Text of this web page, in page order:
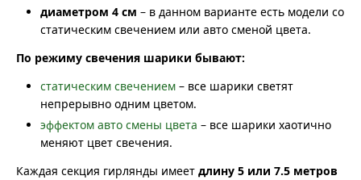
диаметром 4 см – в данном варианте есть модели со
статическим свечением или авто сменой цвета.
По режиму свечения шарики бывают:
статическим свечением – все шарики светят
непрерывно одним цветом.
эффектом авто смены цвета – все шарики хаотично
меняют цвет свечения.
Каждая секция гирлянды имеет длину 5 или 7.5 метров